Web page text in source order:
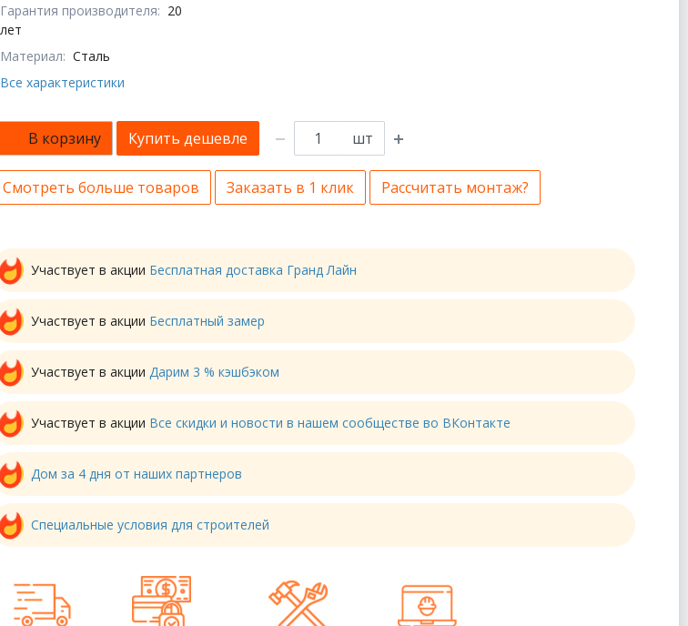
Гарантия производителя: 20
лет
Материал: Сталь
Все характеристики
В корзину Купить дешевле шт
Смотреть больше товаров Заказать в 1 клик Рассчитать монтаж?
Участвует в акции Бесплатная доставка Гранд Лайн
Участвует в акции Бесплатный замер
Участвует в акции Дарим 3 % кэшбэком
Участвует в акции Все скидки и новости в нашем сообществе во ВКонтакте
Дом за 4 дня от наших партнеров
Специальные условия для строителей